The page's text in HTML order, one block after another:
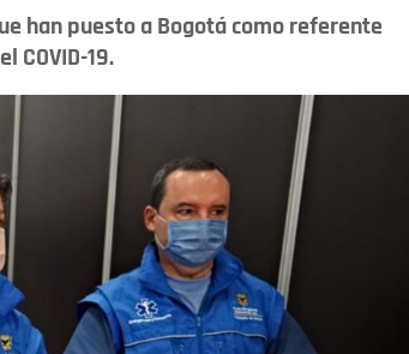
han puesto a Bogotá como referente
COVID-19.